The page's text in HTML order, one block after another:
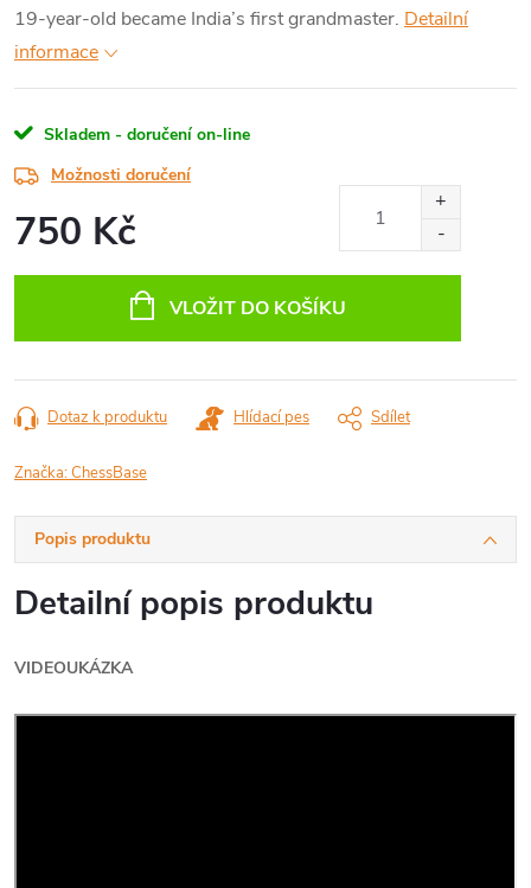
19-year-old became India’s first grandmaster. Detailní
informace
Skladem - doručení on-line
Možnosti doručení
750 Kč
VLOŽIT DO KOŠÍKU
Dotaz k produktu Hlídací pes Sdílet
Značka:ChessBase
Popis produktu
Detailní popis produktu
VIDEOUKÁZKA